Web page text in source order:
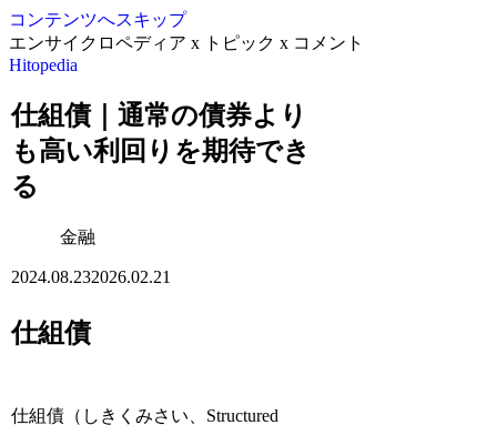
コンテンツへスキップ
エンサイクロペディア x トピック x コメント
Hitopedia
仕組債｜通常の債券より
も高い利回りを期待でき
る
金融
2024.08.232026.02.21
仕組債
仕組債（しきくみさい、Structured